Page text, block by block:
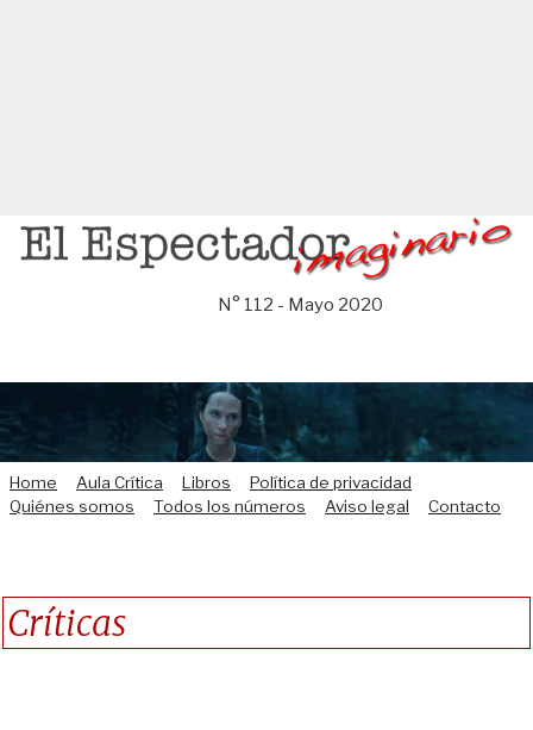
Saltar
N° 112 - Mayo 2020
Home Aula Crítica Libros
Política de privacidad
Quiénes somos
Todos los números Aviso legal Contacto
Críticas